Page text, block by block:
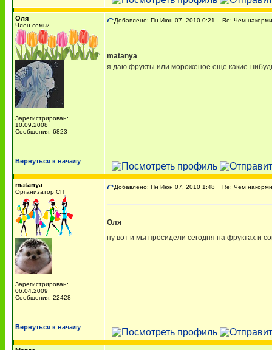
Оля
Член семьи
Зарегистрирован:
10.09.2008
Сообщения: 6823
Добавлено: Пн Июн 07, 2010 0:21 Re: Чем
matanya
я даю фрукты или мороженое еще какие-
Вернуться к началу
matanya
Организатор СП
Зарегистрирован:
06.04.2009
Сообщения: 22428
Добавлено: Пн Июн 07, 2010 1:48 Re: Чем
Оля
ну вот и мы просидели сегодня на фруктах и
Вернуться к началу